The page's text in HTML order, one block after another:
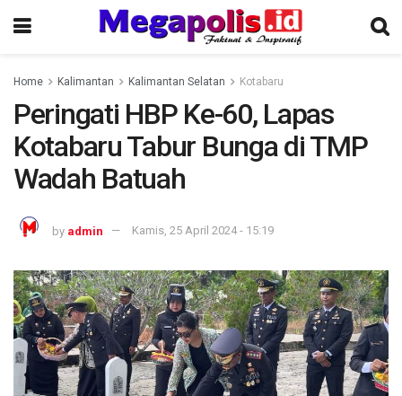
Home Kalimantan Kalimantan Selatan Kotabaru
Peringati HBP Ke-60, Lapas
Kotabaru Tabur Bunga di TMP
Wadah Batuah
by admin Kamis, 25 April 2024 - 15:19